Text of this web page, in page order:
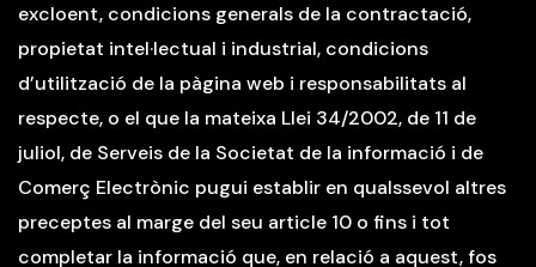
excloent, condicions generals de la contractació,
propietat intel·lectual i industrial, condicions
d’utilització de la pàgina web i responsabilitats al
respecte, o el que la mateixa Llei 34/2002, de 11 de
juliol, de Serveis de la Societat de la informació i de
Comerç Electrònic pugui establir en qualssevol altres
preceptes al marge del seu article 10 o fins i tot
completar la informació que, en relació a aquest, fos